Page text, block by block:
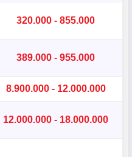
320.000 - 855.000
389.000 - 955.000
8.900.000 - 12.000.000
12.000.000 - 18.000.000